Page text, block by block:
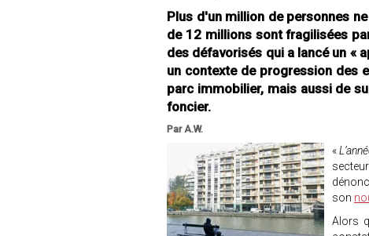
Plus d'un million de personnes
de 12 millions sont fragilisées
des défavorisés qui a lancé un «
un contexte de progression des
parc immobilier, mais aussi de
foncier.
Par A.W.
«
son
Alors